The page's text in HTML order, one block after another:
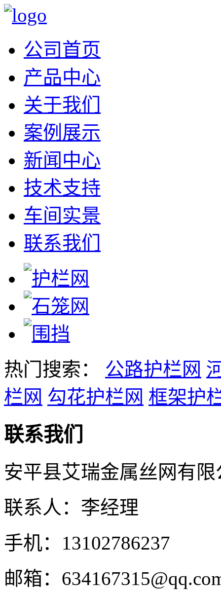
公司首页
产品中心
关于我们
案例展示
新闻中心
技术支持
车间实景
联系我们
热门搜索： 公路护栏网
栏网 勾花护栏网 框架护
联系我们
安平县艾瑞金属丝网有限
联系人：李经理
手机：13102786237
邮箱：